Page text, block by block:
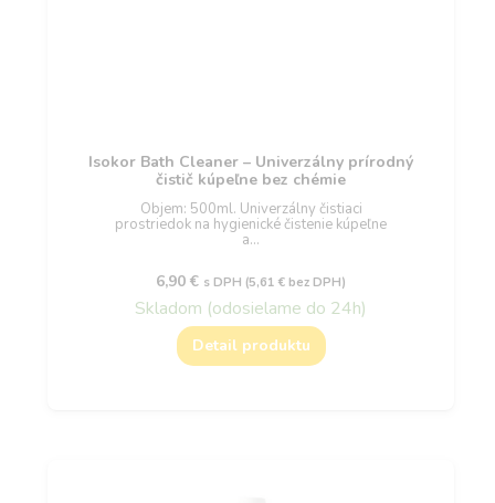
Isokor Bath Cleaner – Univerzálny prírodný
čistič kúpeľne bez chémie
Objem: 500ml. Univerzálny čistiaci
prostriedok na hygienické čistenie kúpeľne
a…
6,90€ s DPH (5,61€ bez DPH)
Skladom (odosielame do 24h)
Detail produktu